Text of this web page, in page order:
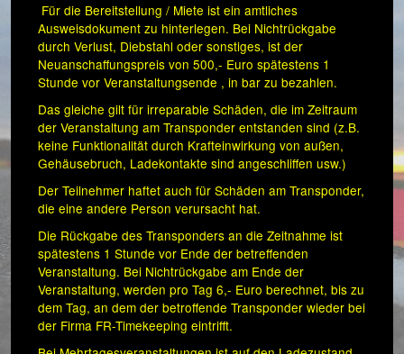
Für die Bereitstellung / Miete ist ein amtliches
Ausweisdokument zu hinterlegen. Bei Nichtrückgabe
durch Verlust, Diebstahl oder sonstiges, ist der
Neuanschaffungspreis von 500,- Euro spätestens 1
Stunde vor Veranstaltungsende , in bar zu bezahlen.
Das gleiche gilt für irreparable Schäden, die im Zeitraum
der Veranstaltung am Transponder entstanden sind (z.B.
keine Funktionalität durch Krafteinwirkung von außen,
Gehäusebruch, Ladekontakte sind angeschliffen usw.)
Der Teilnehmer haftet auch für Schäden am Transponder,
die eine andere Person verursacht hat.
Die Rückgabe des Transponders an die Zeitnahme ist
spätestens 1 Stunde vor Ende der betreffenden
Veranstaltung. Bei Nichtrückgabe am Ende der
Veranstaltung, werden pro Tag 6,- Euro berechnet, bis zu
dem Tag, an dem der betroffende Transponder wieder bei
der Firma FR-Timekeeping eintrifft.